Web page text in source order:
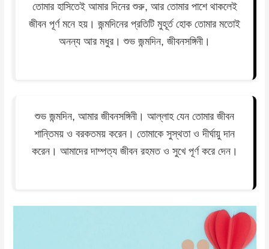
তোমার হাসিতেই আমার দিনের শুরু, আর তোমার পাশে থাকলেই
জীবন পূর্ণ মনে হয়। জন্মদিনের প্রতিটি মুহূর্ত হোক তোমার মতোই
অনন্য আর মধুর। শুভ জন্মদিন, জীবনসঙ্গিনী।
শুভ জন্মদিন, আমার জীবনসঙ্গিনী। আল্লাহ যেন তোমার জীবন
শান্তিময় ও বরকতময় করেন। তোমাকে সুস্থতা ও দীর্ঘায়ু দান
করেন। আমাদের দাম্পত্য জীবন রহমত ও সুখে পূর্ণ করে দেন।